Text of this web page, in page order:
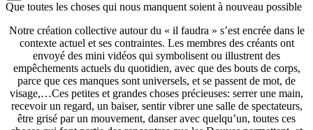
Que toutes les choses qui nous manquent soient à nouveau possible
Notre création collective autour du « il faudra » s’est encrée dans le
contexte actuel et ses contraintes. Les membres des créants ont
envoyé des mini vidéos qui symbolisent ou illustrent des
empêchements actuels du quotidien, avec que des bouts de corps,
parce que ces manques sont universels, et se passent de mot, de
visage,…Ces petites et grandes choses précieuses: serrer une main,
recevoir un regard, un baiser, sentir vibrer une salle de spectateurs,
être grisé par un mouvement, danser avec quelqu’un, toutes ces